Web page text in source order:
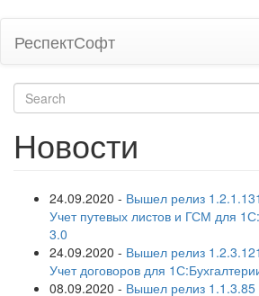
content
РеспектСофт
Search
form
Новости
24.09.2020 - Вышел релиз
Учет путевых листов и ГСМ для
3.0
24.09.2020 - Вышел релиз
Учет договоров для
08.09.2020 - Вышел релиз 1.1.3.85